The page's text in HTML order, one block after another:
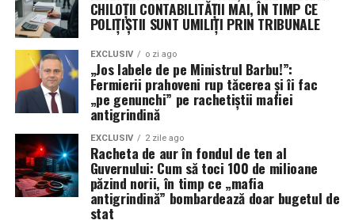
repete aceleași greșeli, încercând să creeze „coridoare
sigure” de la distanță, o tactică ce nu a reușit să
convingă armatorii să își trimită navele la apă.
După cinci luni de conflict, concluzia este ineluctabilă: o
strâmtoare blocată sub ochii unei flote de 290 de nave și
345.000 de marinari este, prin definiție, un eșec naval.
Până când această problemă nu va fi diagnosticată și
rezolvată, supremația maritimă a SUA rămâne doar un
concept teoretic, în timp ce 500 de nave comerciale
stau blocate, așteptând o siguranță care nu mai vine.
CHILOȚII CONTABILITĂȚII MAI, ÎN TIMP CE
POLIȚIȘTII SUNT UMILIȚI PRIN TRIBUNALE
EXCLUSIV o zi ago
„Jos labele de pe Ministrul Barbu!”:
Fermierii prahoveni rup tăcerea și îi fac
„pe genunchi” pe rachetiștii mafiei
antigrindină
EXCLUSIV 2 zile ago
Racheta de aur în fondul de ten al
Guvernului: Cum să toci 100 de milioane
păzind norii, în timp ce „mafia
antigrindină” bombardează doar bugetul de
stat